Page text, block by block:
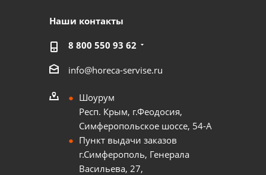
Наши контакты
8 800 550 93 62
info@horeca-servise.ru
Шоурум
Респ. Крым, г.Феодосия,
Симферопольское шоссе, 54-А
Пункт выдачи заказов
г.Симферополь, Генерала
Васильева, 27,